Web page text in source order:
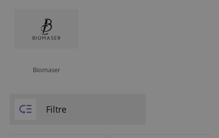
P.C.D
Purebeau
RESETATI
Biomaser
 Filtre